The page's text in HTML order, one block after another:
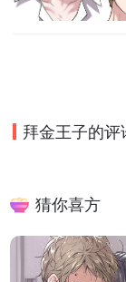
拜金王子的评
猜你喜方